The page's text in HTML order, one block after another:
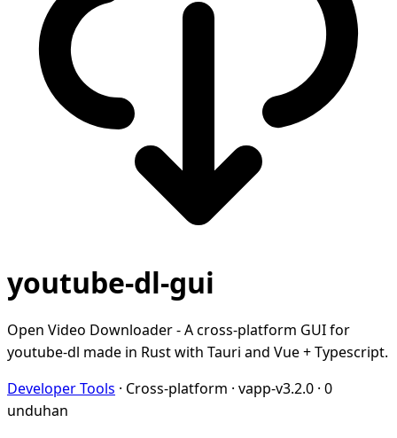
youtube-dl-gui
Open Video Downloader - A cross-platform GUI for
youtube-dl made in Rust with Tauri and Vue + Typescript.
Developer Tools · Cross-platform · vapp-v3.2.0 · 0
unduhan